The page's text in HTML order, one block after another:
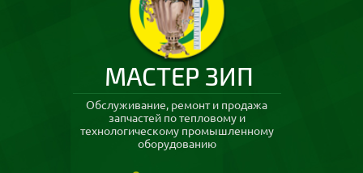
МАСТЕР ЗИП
Обслуживание, ремонт и продажа
запчастей по тепловому и
технологическому промышленному
оборудованию